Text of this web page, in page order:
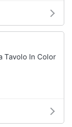
Tavolo In Color